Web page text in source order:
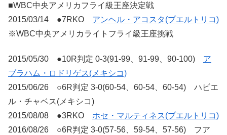
■WBC中央アメリカフライ級王座決定戦
2015/03/14 ●7RKO アンヘル・アコスタ(プエルトリコ)
※WBC中央アメリカライトフライ級王座挑戦
2015/05/30 ●10R判定 0-3(91-99、91-99、90-100) ア
ブラハム・ロドリゲス(メキシコ)
2015/06/26 ○6R判定 3-0(60-54、60-54、60-54) ハビエ
ル・チャベス(メキシコ)
2015/08/08 ●3RKO ホセ・マルティネス(プエルトリコ)
2016/08/26 ○6R判定 3-0(57-56、59-54、57-56) フア